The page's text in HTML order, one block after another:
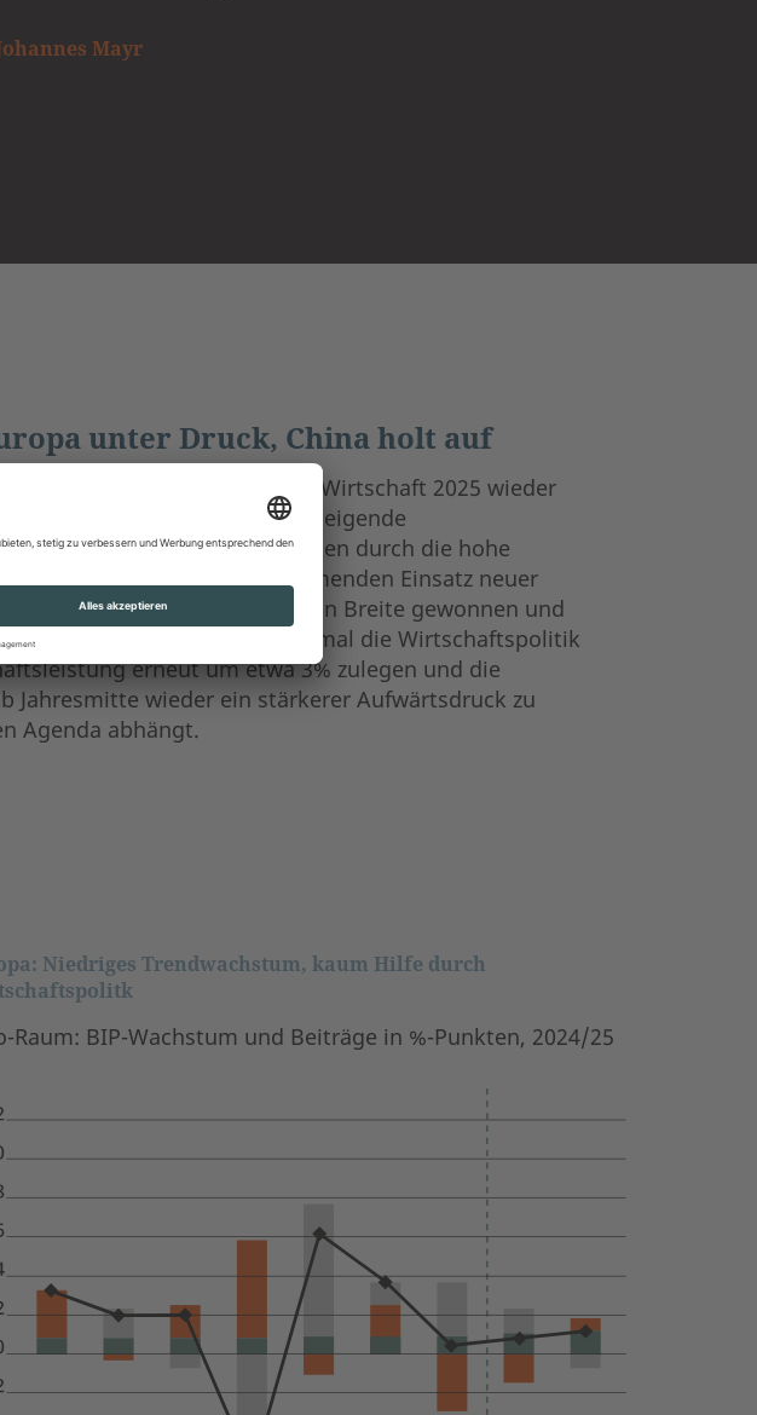
Mayr
unter Druck, China holt auf
Jahren tendiert die US-Wirtschaft 2025 wieder
das seit einigen Jahren steigende
an verfügbaren Arbeitskräften durch die hohe
Dominanz und dem zunehmenden Einsatz neuer
Fahrt aufgenommen und an Breite gewonnen und
Vorteil der US-Wirtschaft, zumal die Wirtschaftspolitik
erneut um etwa 3% zulegen und die
wieder ein stärkerer Aufwärtsdruck zu
Agenda abhängt.
Niedriges Trendwachstum, kaum Hilfe durch
Raum: BIP-Wachstum und Beiträge in %-Punkten, 2024/25